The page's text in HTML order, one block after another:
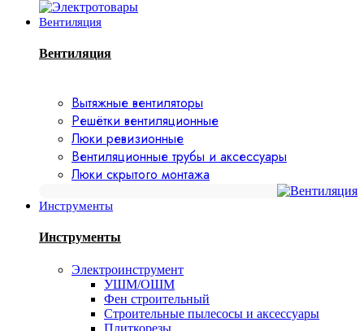
Вентиляция
Вентиляция
Вытяжные вентиляторы
Решётки вентиляционные
Люки ревизионные
Вентиляционные трубы и аксессуары
Люки скрытого монтажа
Инструменты
Инструменты
Электроинструмент
УШМ/ОШМ
Фен строительный
Строительные пылесосы и аксессуары
Плиткорезы